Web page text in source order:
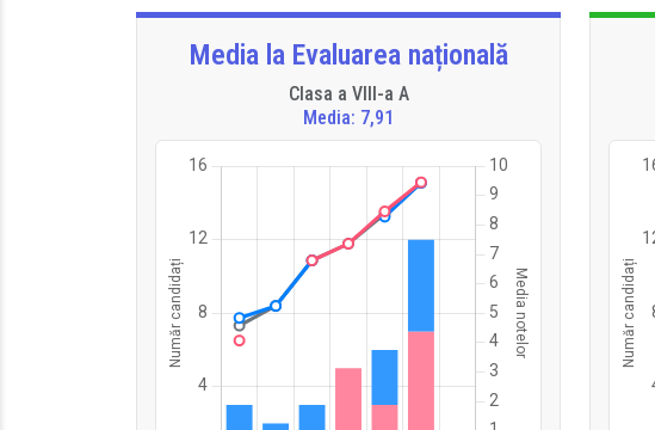
Media la Evaluarea națională
Clasa a VIII-a A
Media: 7,91